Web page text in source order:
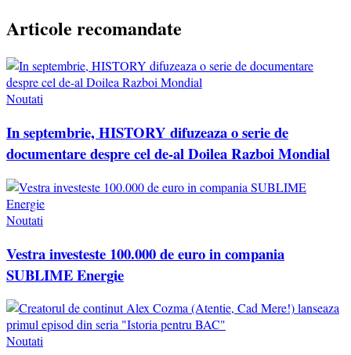
Articole recomandate
Noutati
In septembrie, HISTORY difuzeaza o serie de
documentare despre cel de-al Doilea Razboi Mondial
Noutati
Vestra investeste 100.000 de euro in compania
SUBLIME Energie
Noutati